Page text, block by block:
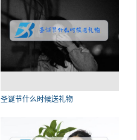
圣诞节什么时候送礼物